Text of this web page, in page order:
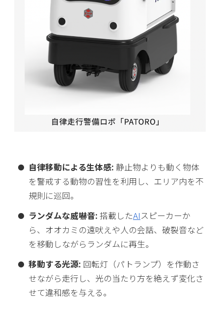
自律移動による生体感: 静止物よりも動く物体
を警戒する動物の習性を利用し、エリア内を不
規則に巡回。
ランダムな威嚇音: 搭載したAIスピーカーか
ら、オオカミの遠吠えや人の会話、破裂音など
を移動しながらランダムに再生。
移動する光源: 回転灯（パトランプ）を作動さ
せながら走行し、光の当たり方を絶えず変化さ
せて違和感を与える。